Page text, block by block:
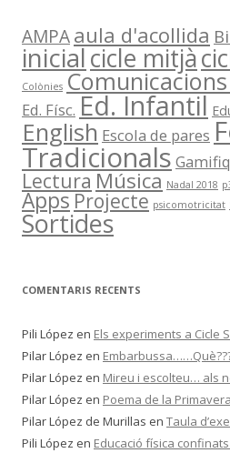
X
I
A
T
AMPAaula d'acollida
inicialcicle mitjà
Colònies
Ed. Físc. Ed. Infantil
English Escola de pares
Tradicionals
Lectura Música Nadal 2018
Apps Projecte psicomotricitat
Sortides
COMENTARIS RECENTS
Pili López en Els experiments a Cicle
Pilar López en
Pilar López en Mireu i escolteu… als
Pilar López en Poema de la Primavera
Pilar López de Murillas en Taula
Pili López en Educació física